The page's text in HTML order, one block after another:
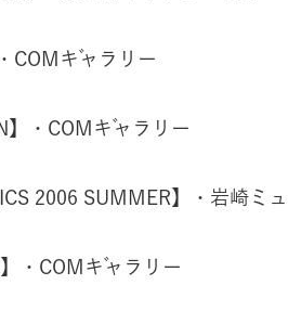
COMギャラリー
】・COMギャラリー
2006 SUMMER】・岩崎ミ
・COMギャラリー